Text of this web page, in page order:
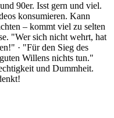
90er. Isst gern und viel.
konsumieren. Kann
– kommt viel zu selten
"Wer sich nicht wehrt, hat
· "Für den Sieg des
Willens nichts tun."
und Dummheit.